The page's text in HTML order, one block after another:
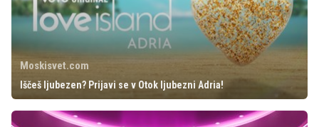
Moskisvet.com
Iščeš ljubezen? Prijavi se v Otok ljubezni Adria!